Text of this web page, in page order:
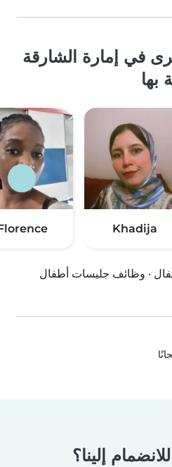
في إمارة الشارقة
بها
Khadija
· وظائف جليسات أطفال
إلينا؟